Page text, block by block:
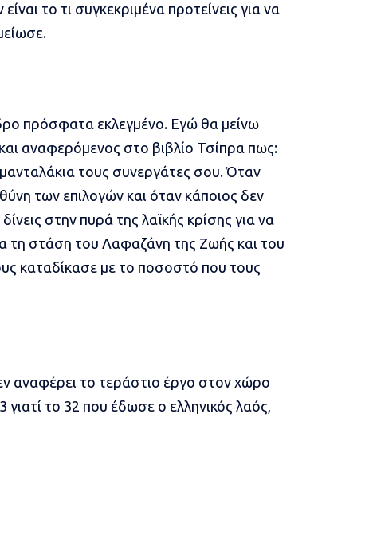
το τι συγκεκριμένα προτείνεις για να
πρόσφατα εκλεγμένο. Εγώ θα μείνω
αναφερόμενος στο βιβλίο Τσίπρα πως:
τους συνεργάτες σου. Όταν
των επιλογών και όταν κάποιος δεν
στην πυρά της λαϊκής κρίσης για να
τη στάση του Λαφαζάνη της Ζωής και του
καταδίκασε με το ποσοστό που τους
αναφέρει το τεράστιο έργο στον χώρο
γιατί το 32 που έδωσε ο ελληνικός λαός,